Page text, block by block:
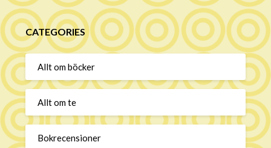
CATEGORIES
Allt om böcker
Allt om te
Bokrecensioner